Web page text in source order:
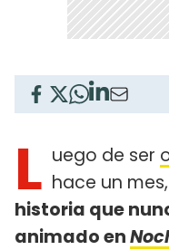
L uego de ser
hace un mes,
historia que
animado en